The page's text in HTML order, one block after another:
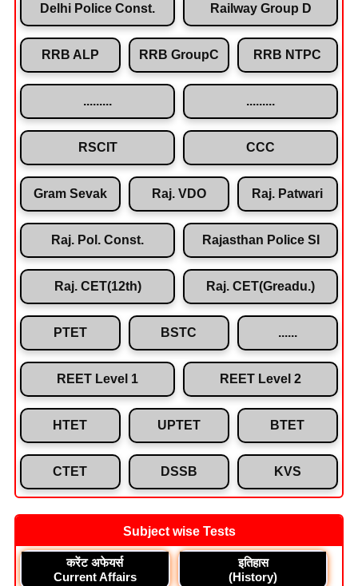
Delhi Police Const. Railway Group D
RRB ALP RRB GroupC RRB NTPC
RSCIT CCC
Gram Sevak Raj. VDO Raj. Patwari
Raj. Pol. Const. Rajasthan Police SI
Raj. CET(12th) Raj. CET(Greadu.)
PTET BSTC
REET Level 1 REET Level 2
HTET UPTET BTET
CTET DSSB KVS
Subject wise Tests
करेंट अफेयर्स
Current Affairs
इतिहास
(History)